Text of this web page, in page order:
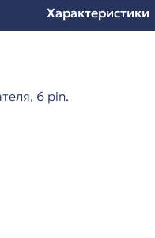
Характеристики
6 pin.